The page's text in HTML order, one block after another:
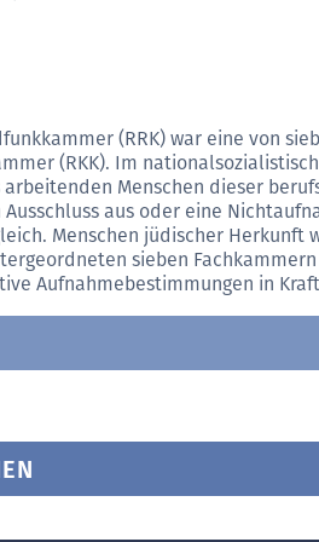
(RRK) war eine von
(RKK). Im
Menschen dieser
Ausschluss aus oder eine
Menschen jüdischer Herkunft
sieben
Aufnahmebestimmungen in